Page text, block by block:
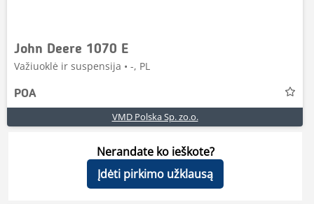
John Deere 1070 E
Važiuoklė ir suspensija • -, PL
POA
VMD Polska Sp. zo.o.
Nerandate ko ieškote?
Įdėti pirkimo užklausą